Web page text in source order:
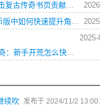
1.85星王合击复古传奇书页贡献度有什么用？
传奇176金币版中如何快速提升角色等级并获取高级装备？
雷霆复古传奇：新手开荒怎么快速升级打宝？
续吹 发布于 2024/11/2